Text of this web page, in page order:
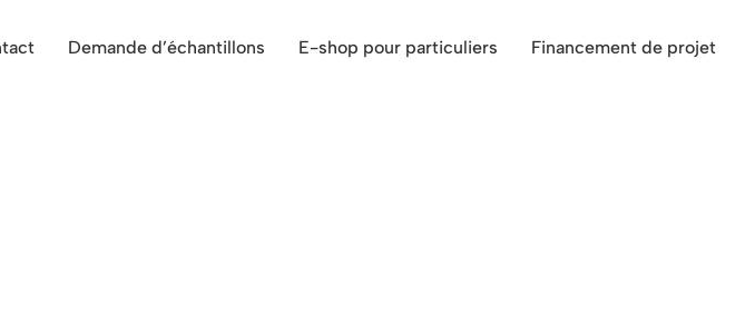
Demande d’échantillons E-shop pour particuliers Financement de projet